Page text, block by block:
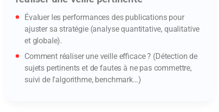
Évaluer les performances des publications pour
ajuster sa stratégie (analyse quantitative, qualitative
et globale).
Comment réaliser une veille efficace ? (Détection de
sujets pertinents et de fautes à ne pas commettre,
suivi de l'algorithme, benchmark…)